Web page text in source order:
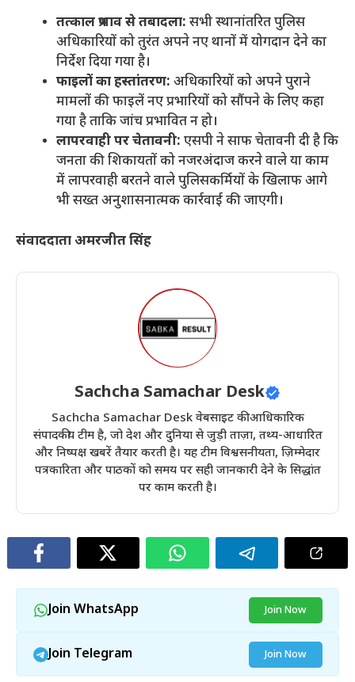
तत्काल प्रभाव से तबादला: सभी स्थानांतरित पुलिस
अधिकारियों को तुरंत अपने नए थानों में योगदान देने का
निर्देश दिया गया है।
फाइलों का हस्तांतरण: अधिकारियों को अपने पुराने
मामलों की फाइलें नए प्रभारियों को सौंपने के लिए कहा
गया है ताकि जांच प्रभावित न हो।
लापरवाही पर चेतावनी: एसपी ने साफ चेतावनी दी है कि
जनता की शिकायतों को नजरअंदाज करने वाले या काम
में लापरवाही बरतने वाले पुलिसकर्मियों के खिलाफ आगे
भी सख्त अनुशासनात्मक कार्रवाई की जाएगी।
संवाददाता अमरजीत सिंह
Sachcha Samachar Desk
Sachcha Samachar Desk वेबसाइट की आधिकारिक
संपादकीय टीम है, जो देश और दुनिया से जुड़ी ताज़ा, तथ्य-आधारित
और निष्पक्ष खबरें तैयार करती है। यह टीम विश्वसनीयता, ज़िम्मेदार
पत्रकारिता और पाठकों को समय पर सही जानकारी देने के सिद्धांत
पर काम करती है।
Join WhatsApp Join Now
Join Telegram Join Now